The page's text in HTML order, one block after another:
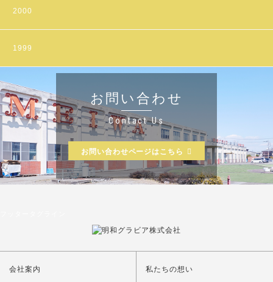
2000
1999
お問い合わせ
Contact Us
お問い合わせページはこちら
会社案内 私たちの想い